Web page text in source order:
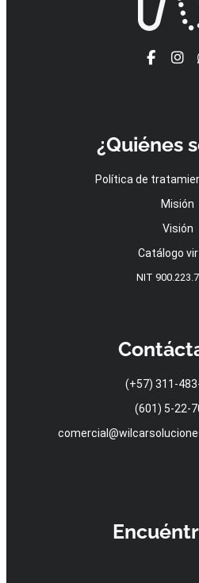
¿Quiénes
Política de
Misión
Visión
Catálogo
NIT
(+57) 311-
(601) 5-22-